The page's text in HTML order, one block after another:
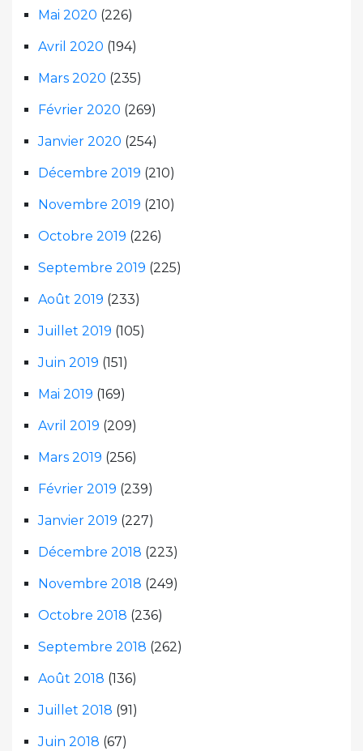
Mai 2020 (226)
Avril 2020 (194)
Mars 2020 (235)
Février 2020 (269)
Janvier 2020 (254)
Décembre 2019 (210)
Novembre 2019 (210)
Octobre 2019 (226)
Septembre 2019 (225)
Août 2019 (233)
Juillet 2019 (105)
Juin 2019 (151)
Mai 2019 (169)
Avril 2019 (209)
Mars 2019 (256)
Février 2019 (239)
Janvier 2019 (227)
Décembre 2018 (223)
Novembre 2018 (249)
Octobre 2018 (236)
Septembre 2018 (262)
Août 2018 (136)
Juillet 2018 (91)
Juin 2018 (67)